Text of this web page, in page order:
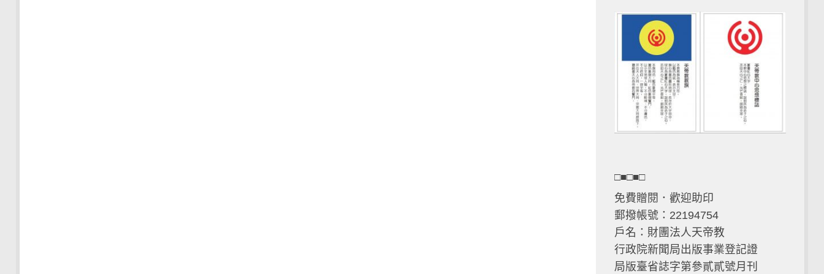
□■□■□
免費贈閱．歡迎助印
郵撥帳號：22194754
戶名：財團法人天帝教
行政院新聞局出版事業登記證
局版臺省誌字第參貳貳號月刊